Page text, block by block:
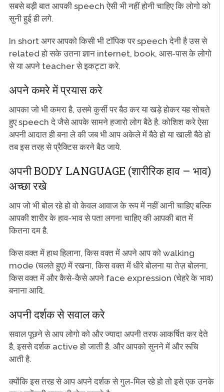
सबसे बड़ी बात आपकी speech ऐसी भी नहीं होनी चाहिए कि लोगो को
सुनी हुई ही लगे.
In short अगर आपको किसी भी टॉपिक पर speech देनी है उस से
related हो सके उतना ज्ञान internet, book, आस-पास के लोगो
से या अपने teacher से इकट्टा करे.
अपने कमरे में प्रयास करे
आपका जो भी कमरा है, उसमे कुर्सी पर बैठ कर या खड़े होकर यह सोचते
हुए speech दे जैसे आपके सामने हजारो लोग बैठे है. कोशिश करे ऐसा
अपनी आदात ही बना ले की जब भी आप अकेले में बैठे हो या खाली बैठे हो
तब इस तरह से प्रैक्टिस करने बैठ जाये.
अपनी BODY LANGUAGE (शारीरिक हाव – भाव)
अच्छा रखे
आप जो भी बोल रहे हो वो केवल आवाज के रूप में नहीं आनी चाहिए बल्कि
आपकी शारीर के हाव-भाव से पता लगना चाहिए की आपकी बात में
कितना दम है.
किस वक्त में हाथ हिलाना, किस वक्त में अपने आप को walking
mode (चलते हुए) में रखना, किस वक्त में धीरे बोलना या तेज़ बोलना,
किस वक्त में और कैसे-कैसे अपने face expression (चेहरे के भाव)
बनाना आदि.
अपनीदर्शक से सवाल करे
सवाल पूछने से आप लोगो को और ज्यादा अपनी तरफ आकर्षित कर देते
है, इससेदर्शक active हो जाती है. और आपको सुनने में और रूचि
आती है.
क्योंकि इस तरह से आप अपने दर्शक से गुल-मिल रहे हो तो इसे एक उनके